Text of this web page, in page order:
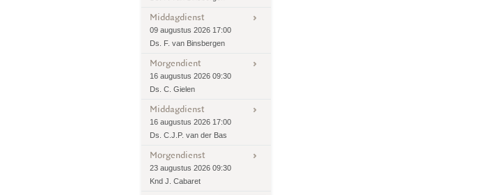
Middagdienst
09 augustus 2026 17:00
Ds. F. van Binsbergen
Morgendient
16 augustus 2026 09:30
Ds. C. Gielen
Middagdienst
16 augustus 2026 17:00
Ds. C.J.P. van der Bas
Morgendienst
23 augustus 2026 09:30
Knd J. Cabaret